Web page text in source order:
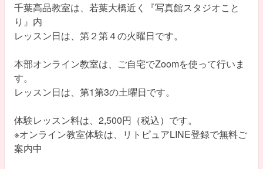
千葉高品教室は、若葉大橋近く『写真館スタジオこと
り』内
レッスン日は、第２第４の火曜日です。
本部オンライン教室は、ご自宅でZoomを使って行いま
す。
レッスン日は、第1第3の土曜日です。
体験レッスン料は、2,500円（税込）です。
※オンライン教室体験は、リトピュアLINE登録で無料ご
案内中